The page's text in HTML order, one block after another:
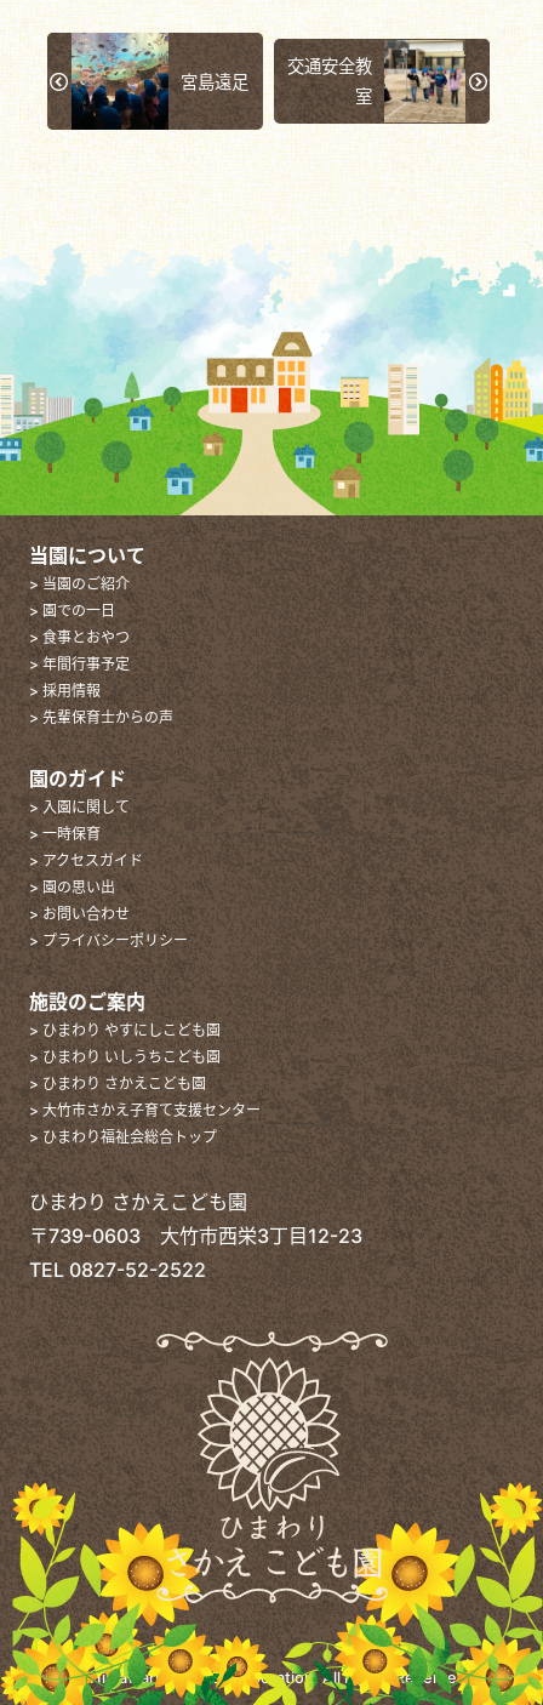
宮島遠足
交通安全教
室
当園について
> 当園のご紹介
> 園での一日
> 食事とおやつ
> 年間行事予定
> 採用情報
> 先輩保育士からの声
園のガイド
> 入園に関して
> 一時保育
> アクセスガイド
> 園の思い出
> お問い合わせ
> プライバシーポリシー
施設のご案内
> ひまわり やすにしこども園
> ひまわり いしうちこども園
> ひまわり さかえこども園
> 大竹市さかえ子育て支援センター
> ひまわり福祉会総合トップ
ひまわり さかえこども園
〒739-0603 大竹市西栄3丁目12-23
TEL0827-52-2522
©Himawari Welfare Corporation.All Rights Reserved.